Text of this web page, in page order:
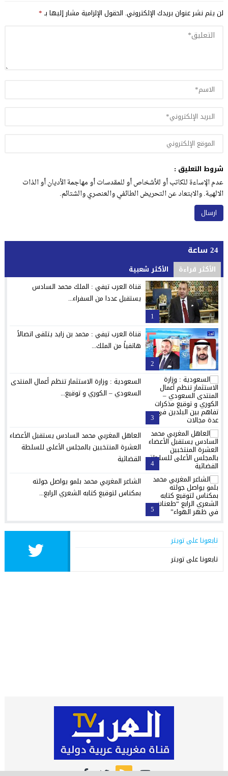
لن يتم نشر عنوان بريدك الإلكتروني. الحقول الإلزامية مشار إليها بـ*
شروط التعليق :
عدم الإساءة للكاتب أو للأشخاص أو للمقدسات أو مهاجمة الأديان أو الذات
الالهية. والابتعاد عن التحريض الطائفي والعنصري والشتائم.
24 ساعة
الأكثر قراءة الأكثر شعبية
1
قناة العرب تيفي : الملك محمد السادس
يستقبل عددا من السفراء...
2
قناة العرب تيفي : محمد بن زايد يتلقى اتصالاً
هاتفياً من الملك...
3
السعودية : وزارة الاستثمار تنظم أعمال المنتدى
السعودي – الكوري و توقيع...
4
العاهل المغربي محمد السادس يستقبل الأعضاء
العشرة المنتخبين بالمجلس الأعلى للسلطة
القضائية
5
الشاعر المغربي محمد بلمو يواصل جولته
بمكناس لتوقيع كتابه الشعري الرابع...
تابعونا على تويتر
تابعونا على تويتر